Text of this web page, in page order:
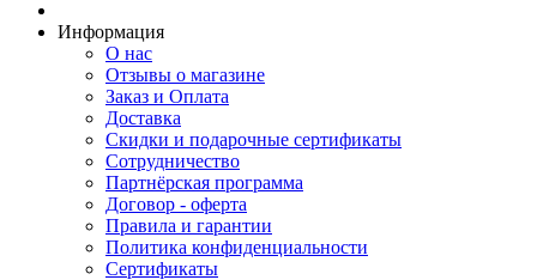
Информация
О нас
Отзывы о магазине
Заказ и Оплата
Доставка
Скидки и подарочные сертификаты
Сотрудничество
Партнёрская программа
Договор - оферта
Правила и гарантии
Политика конфиденциальности
Сертификаты